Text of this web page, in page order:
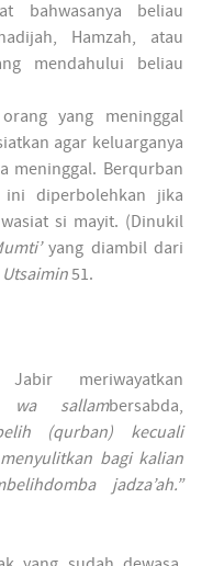
bahwasanya beliau
Hamzah, atau
mendahului beliau
yang meninggal
agar keluarganya
meninggal. Berqurban
diperbolehkan jika
si mayit. (Dinukil
yang diambil dari
Utsaimin51.
meriwayatkan
wa sallambersabda,
(qurban) kecuali
bagi kalian
jadza’ah.”